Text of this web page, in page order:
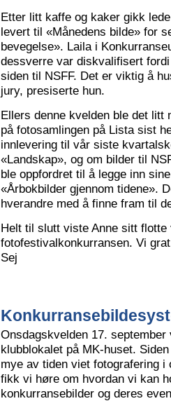
Etter litt kaffe og kaker gikk
levert til «Månedens bilde» for
bevegelse». Laila i
dessverre var diskvalifisert
siden til NSFF. Det er viktig å
jury, presiserte hun.
Ellers denne kvelden ble det litt
på fotosamlingen på Lista sist
innlevering til vår siste
«Landskap», og om bilder til
ble oppfordret til å legge inn
«Årbokbilder gjennom tidene».
hverandre med å finne fram til
Helt til slutt viste Anne sitt flotte
fotofestivalkonkurransen. Vi
Sej
Onsdagskvelden 17.
klubblokalet på MK-huset.
mye av tiden viet fotografering
fikk vi høre om hvordan vi kan
konkurransebilder og deres